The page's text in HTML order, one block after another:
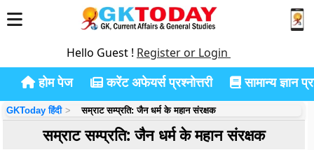
Hello Guest ! Register or Login
होम पेज करेंट अफेयर्स प्रश्नोत्तरी सामान्य ज्ञान
GKToday हिंदी सम्राट सम्प्रति: जैन धर्म के महान संरक्षक
सम्राट सम्प्रति: जैन धर्म के महान संरक्षक